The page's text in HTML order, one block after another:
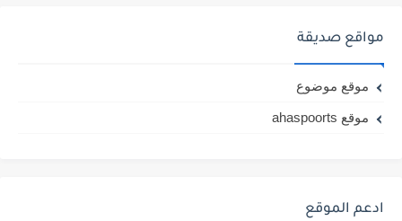
مواقع صديقة
موقع موضوع
موقع ahaspoorts
ادعم الموقع